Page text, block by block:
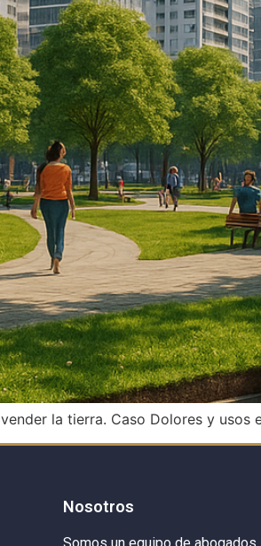
la tierra. Caso Dolores y usos
Nosotros
Somos un equipo de abogados